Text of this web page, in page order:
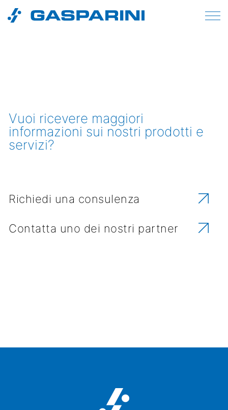
Vai al contenuto
Vuoi ricevere maggiori
informazioni sui nostri prodotti e
servizi?
Richiedi una consulenza
Contatta uno dei nostri partner